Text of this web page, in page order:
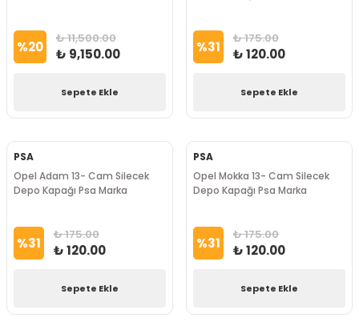
%20 ₺ 11,500.00
₺ 9,150.00
Sepete Ekle
%31 ₺ 175.00
₺ 120.00
Sepete Ekle
PSA
Opel Adam 13- Cam Silecek
Depo Kapağı Psa Marka
%31 ₺ 175.00
₺ 120.00
Sepete Ekle
PSA
Opel Mokka 13- Cam Silecek
Depo Kapağı Psa Marka
%31 ₺ 175.00
₺ 120.00
Sepete Ekle